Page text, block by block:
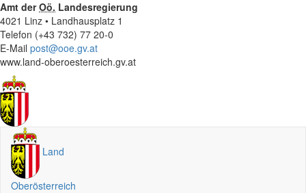
Amt derOö. Landesregierung
4021 Linz • Landhausplatz 1
Telefon (+43 732) 77 20-0
E-Mail post@ooe.gv.at
www.land-oberoesterreich.gv.at
Land
Oberösterreich